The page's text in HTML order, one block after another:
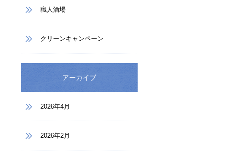
職人酒場
クリーンキャンペーン
アーカイブ
2026年4月
2026年2月